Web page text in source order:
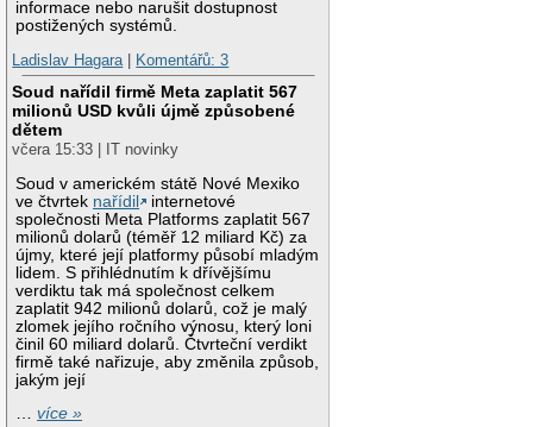
informace nebo narušit dostupnost
postižených systémů.
Ladislav Hagara| Komentářů: 3
Soud nařídil firmě Meta zaplatit 567
milionů USD kvůli újmě způsobené
dětem
včera 15:33 | IT novinky
Soud v americkém státě Nové Mexiko
ve čtvrtek nařídil
internetové
společnosti Meta Platforms zaplatit 567
milionů dolarů (téměř 12 miliard Kč) za
újmy, které její platformy působí mladým
lidem. S přihlédnutím k dřívějšímu
verdiktu tak má společnost celkem
zaplatit 942 milionů dolarů, což je malý
zlomek jejího ročního výnosu, který loni
činil 60 miliard dolarů. Čtvrteční verdikt
firmě také nařizuje, aby změnila způsob,
jakým její
…více »